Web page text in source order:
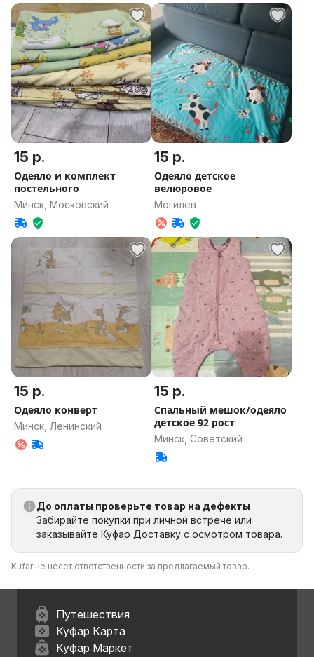
15 р.
Одеяло и комплект
постельного
Минск, Московский
15 р.
Одеяло детское
велюровое
Могилев
15 р.
Одеяло конверт
Минск, Ленинский
15 р.
Спальный мешок/одеяло
детское 92 рост
Минск, Советский
До оплаты проверьте товар на дефекты
Забирайте покупки при личной встрече или
заказывайте Куфар Доставку с осмотром товара.
Kufar не несет ответственности за предлагаемый товар.
Путешествия
Куфар Карта
Куфар Маркет